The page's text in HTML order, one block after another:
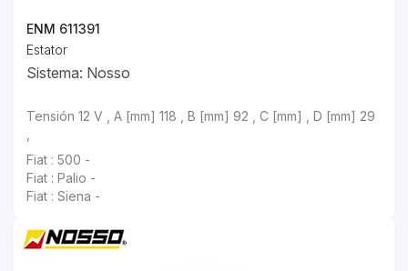
ENM 611391
Estator
Sistema: Nosso
Tensión 12 V , A [mm] 118 , B [mm] 92 , C [mm] , D [mm] 29
Fiat : 500 -
Fiat : Palio -
Fiat : Siena -